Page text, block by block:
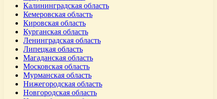
Калининградская область
Кемеровская область
Кировская область
Курганская область
Ленинградская область
Липецкая область
Магаданская область
Московская область
Мурманская область
Нижегородская область
Новгородская область